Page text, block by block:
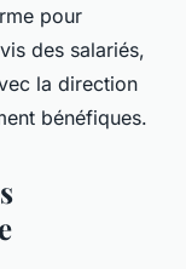
pour
des salariés,
la direction
bénéfiques.